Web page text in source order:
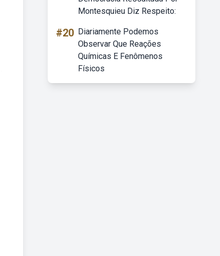
Montesquieu Diz Respeito:
#20 Diariamente Podemos
Observar Que Reações
Químicas E Fenômenos
Físicos